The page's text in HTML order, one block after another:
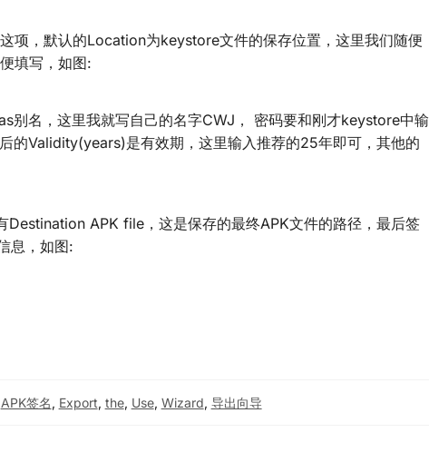
，默认的Location为keystore文件的保存位置，这里我们随便
填写，如图:
别名，这里我就写自己的名字CWJ， 密码要和刚才keystore中输
的Validity(years)是有效期，这里输入推荐的25年即可，其他的
APK file，这是保存的最终APK文件的路径，最后签
息，如图:
APK签名, Export, the, Use, Wizard, 导出向导